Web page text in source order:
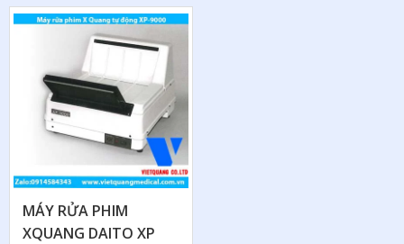
MÁY RỬA PHIM
XQUANG DAITO XP